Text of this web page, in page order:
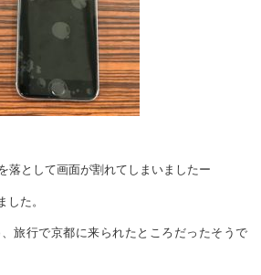
落として画面が割れてしまいましたー
した。
旅行で京都に来られたところだったそうで